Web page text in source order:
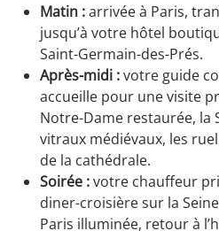
Matin :arrivée à Paris,
jusqu’à votre hôtel
Saint-Germain-des-Prés.
Après-midi :votre guide
accueille pour une visite
Notre-Dame restaurée, la
vitraux médiévaux, les
de la cathédrale.
Soirée :votre chauffeur
diner-croisière sur la
Paris illuminée, retour à